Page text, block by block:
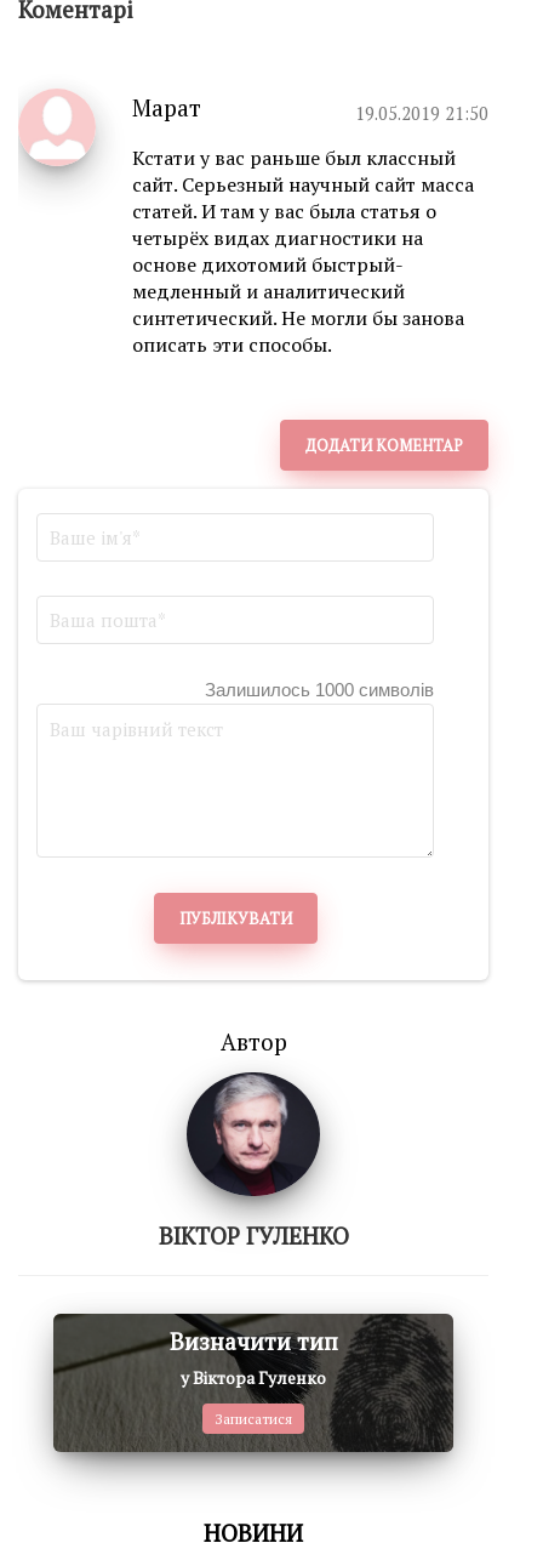
Коментарі
Марат 19.05.2019 21:50
Кстати у вас раньше был классный
сайт. Серьезный научный сайт масса
статей. И там у вас была статья о
четырёх видах диагностики на
основе дихотомий быстрый-
медленный и аналитический
синтетический. Не могли бы занова
описать эти способы.
ДОДАТИ КОМЕНТАР
Залишилось 1000 символів
ПУБЛІКУВАТИ
Автор
ВІКТОР ГУЛЕНКО
Визначити тип
у Віктора Гуленко
Записатися
НОВИНИ